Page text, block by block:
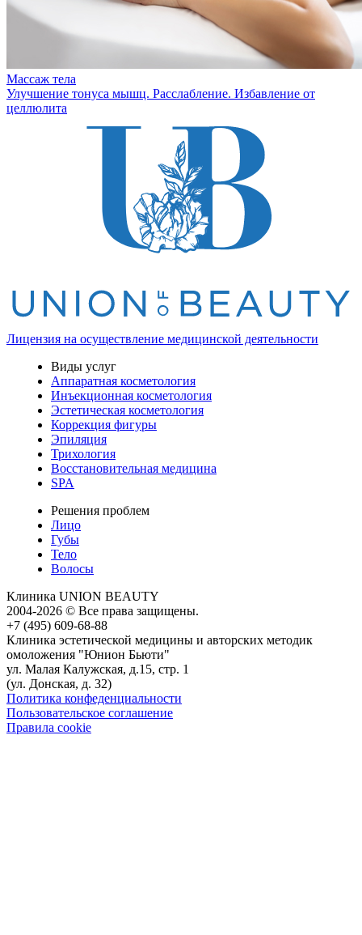
Массаж тела
Улучшение тонуса мышц. Расслабление. Избавление от
целлюлита
Лицензия на осуществление медицинской деятельности
Виды услуг
Аппаратная косметология
Инъекционная косметология
Эстетическая косметология
Коррекция фигуры
Эпиляция
Трихология
Восстановительная медицина
SPA
Решения проблем
Лицо
Губы
Тело
Волосы
Клиника UNION BEAUTY
2004-2026 © Все права защищены.
+7 (495) 609-68-88
Клиника эстетической медицины и авторских методик
омоложения "Юнион Бьюти"
ул. Малая Калужская, д.15, стр. 1
(ул. Донская, д. 32)
Политика конфеденциальности
Пользовательское соглашение
Правила cookie